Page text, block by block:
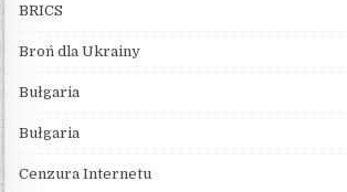
BRICS
Broń dla Ukrainy
Bułgaria
Bułgaria
Cenzura Internetu